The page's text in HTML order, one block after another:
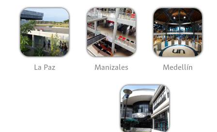
La Paz Manizales Medellín